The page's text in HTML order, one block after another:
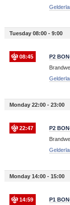
Tuesday 08:00 - 9:00
08:45
P2
Monday 22:00 - 23:00
22:47
P2
Monday 14:00 - 15:00
14:59 P1